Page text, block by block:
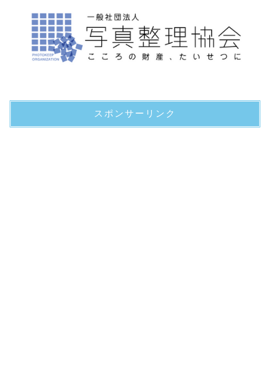
スポンサーリンク